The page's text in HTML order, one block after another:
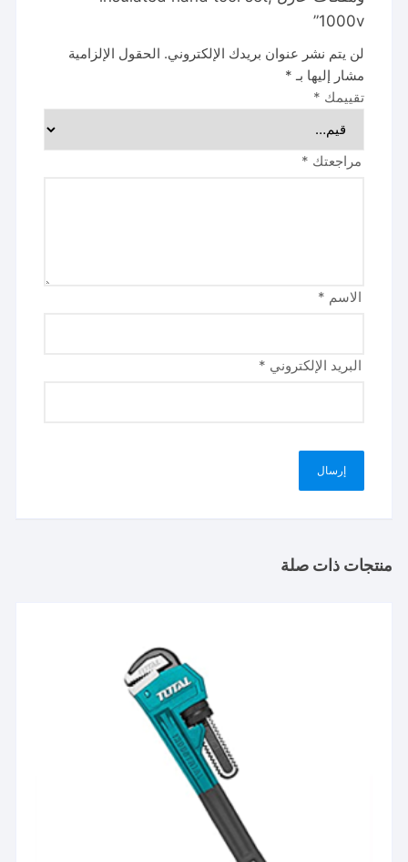
1000v”
لن يتم نشر عنوان بريدك الإلكتروني. الحقول الإلزامية
مشار إليها بـ *
تقييمك *
مراجعتك *
الاسم *
البريد الإلكتروني *
منتجات ذات صلة